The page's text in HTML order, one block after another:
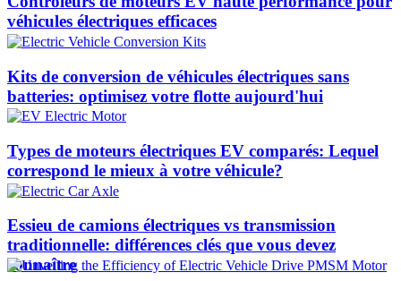
véhicules électriques efficaces
Kits de conversion de véhicules électriques sans
batteries: optimisez votre flotte aujourd'hui
Types de moteurs électriques EV comparés: Lequel
correspond le mieux à votre véhicule?
Essieu de camions électriques vs transmission
traditionnelle: différences clés que vous devez
connaître